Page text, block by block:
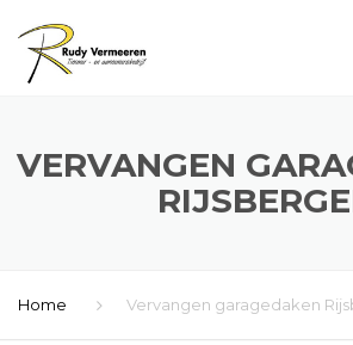
VERVANGEN
Home Vervangen garagedaken